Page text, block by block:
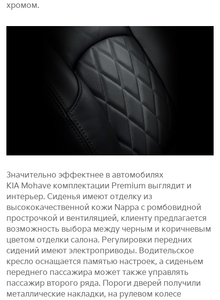
хромом.
Значительно эффектнее в автомобилях
KIA Mohave комплектации Premium выглядит и
интерьер. Сиденья имеют отделку из
высококачественной кожи Nappa с ромбовидной
прострочкой и вентиляцией, клиенту предлагается
возможность выбора между черным и коричневым
цветом отделки салона. Регулировки передних
сидений имеют электроприводы. Водительское
кресло оснащается памятью настроек, а сиденьем
переднего пассажира может также управлять
пассажир второго ряда. Пороги дверей получили
металлические накладки, на рулевом колесе